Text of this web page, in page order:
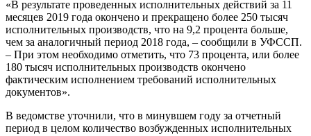
«В результате проведенных исполнительных действий за 11
месяцев 2019 года окончено и прекращено более 250 тысяч
исполнительных производств, что на 9,2 процента больше,
чем за аналогичный период 2018 года, – сообщили в УФССП.
– При этом необходимо отметить, что 73 процента, или более
180 тысяч исполнительных производств окончено
фактическим исполнением требований исполнительных
документов».
В ведомстве уточнили, что в минувшем году за отчетный
период в целом количество возбужденных исполнительных